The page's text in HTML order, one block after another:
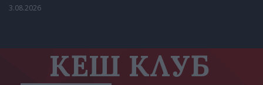
3.08.2026
КЕШ КЛУБ